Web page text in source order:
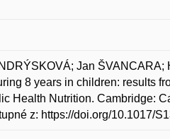
Jan ŠVANCARA;
8 years in children: results
Health Nutrition. Cambridge:
z: https://doi.org/10.1017/